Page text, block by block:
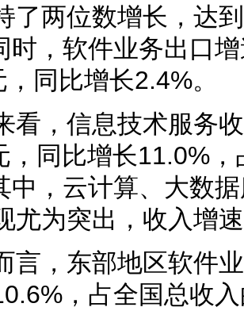
了两位数增长，达
时，软件业务出口
同比增长2.4%。
看，信息技术服务
，同比增长11.0%
中，云计算、大数
尤为突出，收入增
言，东部地区软件
，占全国总收